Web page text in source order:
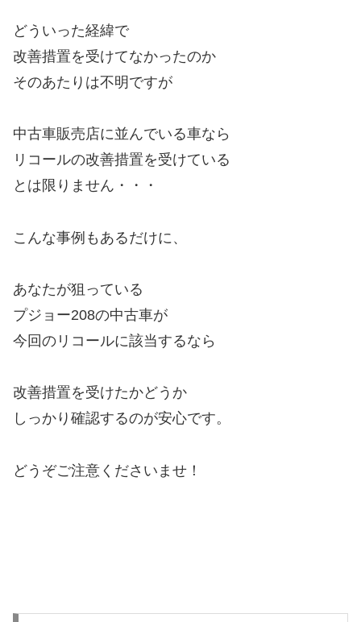
どういった経緯で
改善措置を受けてなかったのか
そのあたりは不明ですが
中古車販売店に並んでいる車なら
リコールの改善措置を受けている
とは限りません・・・
こんな事例もあるだけに、
あなたが狙っている
プジョー208の中古車が
今回のリコールに該当するなら
改善措置を受けたかどうか
しっかり確認するのが安心です。
どうぞご注意くださいませ！